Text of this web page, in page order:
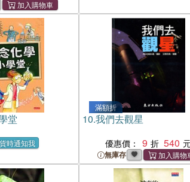
堂
時通知我
滿額折
10.我們去觀星
優惠價： 9 540
無庫存